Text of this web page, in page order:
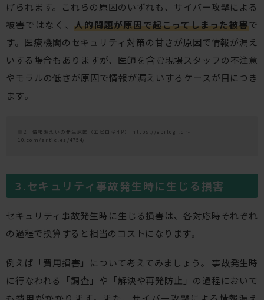
げられます。これらの原因のいずれも、サイバー攻撃による
被害ではなく、人的問題が原因で起こってしまった被害で
す。医療機関のセキュリティ対策の甘さが原因で情報が漏え
いする場合もありますが、医師を含む現場スタッフの不注意
やモラルの低さが原因で情報が漏えいするケースが目につき
ます。
※2 情報漏えいの発生原因（エピロギHP） https://epilogi.dr-
10.com/articles/4754/
セキュリティ事故発生時に生じる損害
セキュリティ事故発生時に生じる損害は、各対応時それぞれ
の過程で換算すると相当のコストになります。
例えば「費用損害」について考えてみましょう。 事故発生時
に行なわれる「調査」や「解決や再発防止」の過程において